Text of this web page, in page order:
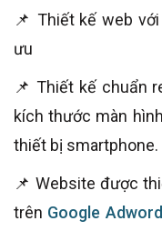
📌 Thiết kế web
ưu
📌 Thiết kế chuẩn
kích thước màn
thiết bị smartphone.
📌 Website được
trên Google